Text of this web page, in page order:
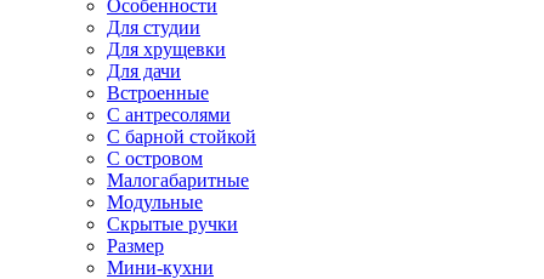
Особенности
Для студии
Для хрущевки
Для дачи
Встроенные
С антресолями
С барной стойкой
С островом
Малогабаритные
Модульные
Скрытые ручки
Размер
Мини-кухни